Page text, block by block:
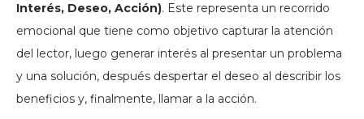
Interés, Deseo, Acción). Este representa un recorrido
emocional que tiene como objetivo capturar la atención
del lector, luego generar interés al presentar un problema
y una solución, después despertar el deseo al describir los
beneficios y, finalmente, llamar a la acción.